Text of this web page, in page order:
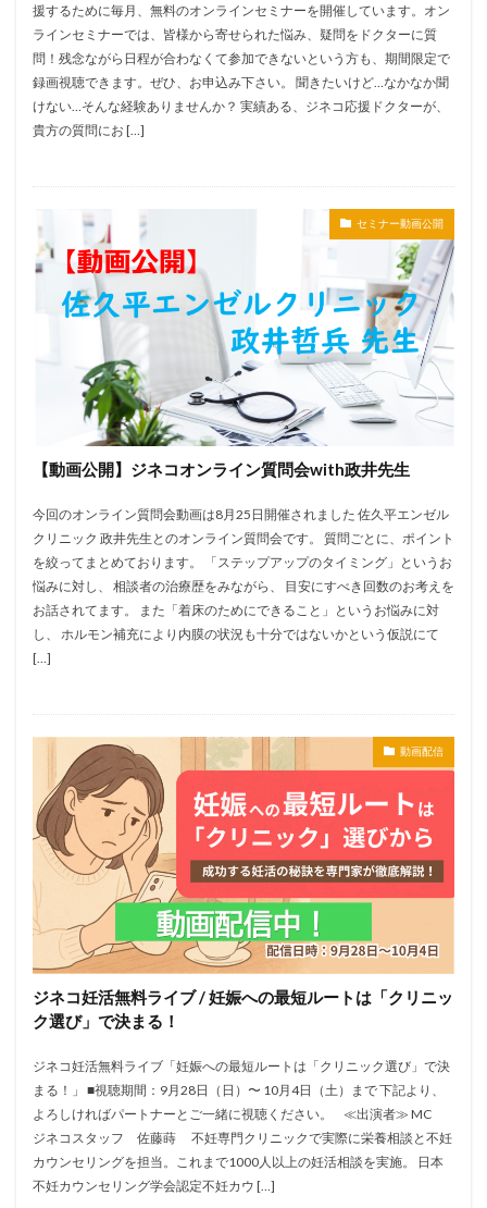
援するために毎月、無料のオンラインセミナーを開催しています。オン
ラインセミナーでは、皆様から寄せられた悩み、疑問をドクターに質
問！残念ながら日程が合わなくて参加できないという方も、期間限定で
録画視聴できます。ぜひ、お申込み下さい。 聞きたいけど…なかなか聞
けない…そんな経験ありませんか？ 実績ある、ジネコ応援ドクターが、
貴方の質問にお […]
セミナー動画公開
【動画公開】ジネコオンライン質問会with政井先生
今回のオンライン質問会動画は8月25日開催されました 佐久平エンゼル
クリニック 政井先生とのオンライン質問会です。 質問ごとに、ポイント
を絞ってまとめております。 「ステップアップのタイミング」というお
悩みに対し、 相談者の治療歴をみながら、 目安にすべき回数のお考えを
お話されてます。 また「着床のためにできること」というお悩みに対
し、 ホルモン補充により内膜の状況も十分ではないかという仮説にて
[…]
動画配信
ジネコ妊活無料ライブ / 妊娠への最短ルートは「クリニッ
ク選び」で決まる！
ジネコ妊活無料ライブ「妊娠への最短ルートは「クリニック選び」で決
まる！」 ■視聴期間：9月28日（日）〜 10月4日（土）まで 下記より、
よろしければパートナーとご一緒に視聴ください。 ≪出演者≫ MC
ジネコスタッフ 佐藤蒔 不妊専門クリニックで実際に栄養相談と不妊
カウンセリングを担当。これまで1000人以上の妊活相談を実施。 日本
不妊カウンセリング学会認定不妊カウ […]